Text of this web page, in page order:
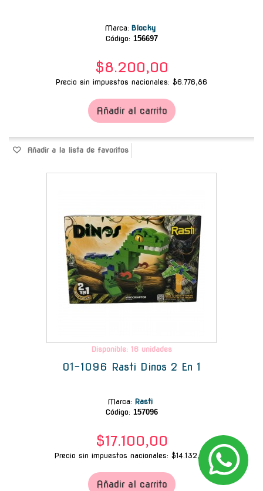
Marca: Blocky
Código: 156697
$8.200,00
Precio sin impuestos nacionales: $6.776,86
Añadir al carrito
Añadir a la lista de favoritos
Disponible: 16 unidades
01-1096 Rasti Dinos 2 En 1
Marca: Rasti
Código: 157096
$17.100,00
Precio sin impuestos nacionales: $14.132,23
Añadir al carrito